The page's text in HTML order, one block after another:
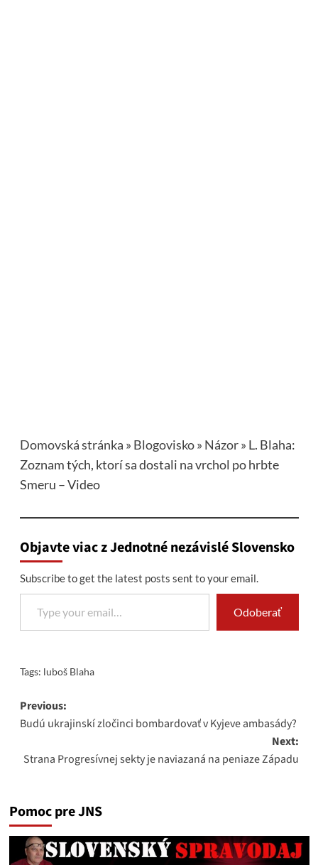
Domovská stránka » Blogovisko» Názor» L. Blaha:
Zoznam tých, ktorí sa dostali na vrchol po hrbte
Smeru – Video
Objavte viac z Jednotné nezávislé Slovensko
Subscribe to get the latest posts sent to your email.
Type your email…
Odoberať
Tags: luboš Blaha
Post
navigation
Previous:
Budú ukrajinskí zločinci bombardovať v Kyjeve ambasády?
Next:
Strana Progresívnej sekty je naviazaná na peniaze Západu
Pomoc pre JNS